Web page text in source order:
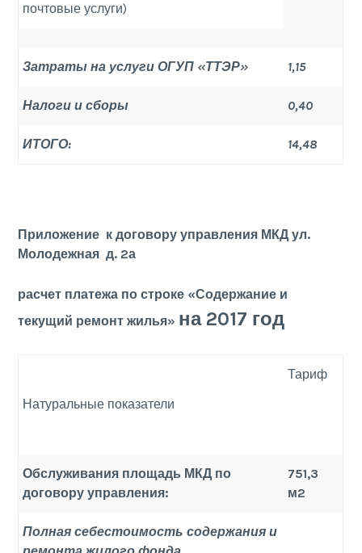
почтовые услуги)
Затраты на услуги ОГУП «ТТЭР» 1,15
Налоги и сборы 0,40
ИТОГО: 14,48
Приложение к договору управления МКД ул.
Молодежная д. 2а
расчет платежа по строке «Содержание и
текущий ремонт жилья» на 2017 год
Натуральные показатели
Тариф
Обслуживания площадь МКД по
договору управления:
751,3
м2
Полная себестоимость содержания и